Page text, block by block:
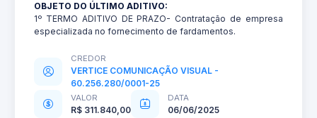
OBJETO DO ÚLTIMO ADITIVO:
1º TERMO ADITIVO DE PRAZO- Contratação de empresa
especializada no fornecimento de fardamentos.
CREDOR
VERTICE COMUNICAÇÃO VISUAL -
60.256.280/0001-25
VALOR
R$ 311.840,00
DATA
06/06/2025